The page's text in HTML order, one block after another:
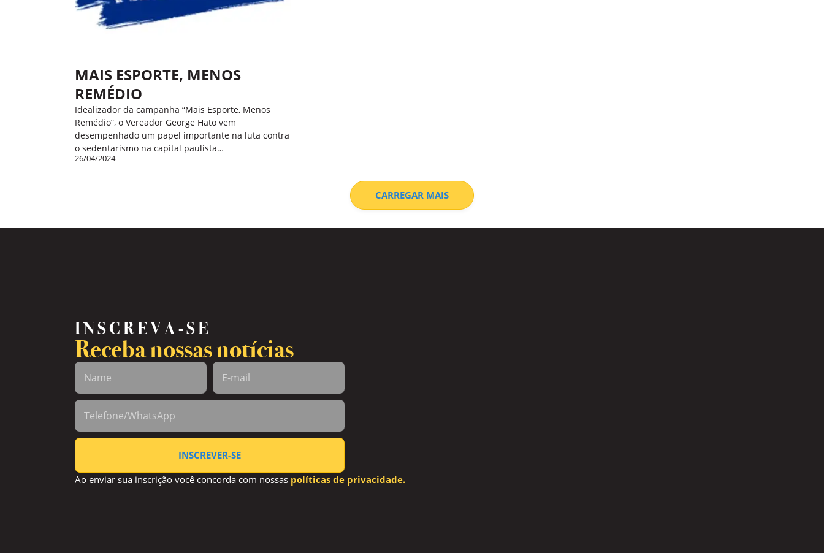
MAIS ESPORTE, MENOS
REMÉDIO
Idealizador da campanha “Mais Esporte, Menos
Remédio”, o Vereador George Hato vem
desempenhado um papel importante na luta contra
o sedentarismo na capital paulista…
26/04/2024
CARREGAR MAIS
INSCREVA-SE
Receba nossas notícias
INSCREVER-SE
Ao enviar sua inscrição você concorda com nossas políticas de privacidade.